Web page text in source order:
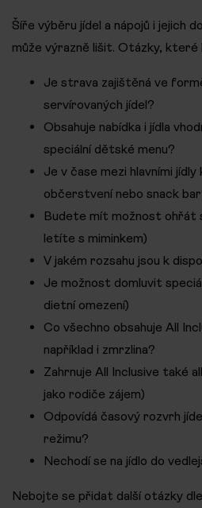
Šíře výběru jídel a nápojů i jejich
může výrazně lišit. Otázky, které
Je strava zajištěná ve
servírovaných jídel?
Obsahuje nabídka i jídla
speciální dětské menu?
Je v čase mezi hlavními
občerstvení nebo snack
Budete mít možnost ohřát
letíte s miminkem)
V jakém rozsahu jsou k
Je možnost domluvit
dietní omezení)
Co všechno obsahuje All
například i zmrzlina?
Zahrnuje All Inclusive také
jako rodiče zájem)
Odpovídá časový rozvrh
režimu?
Nechodí se na jídlo do
Nebojte se přidat další otázky